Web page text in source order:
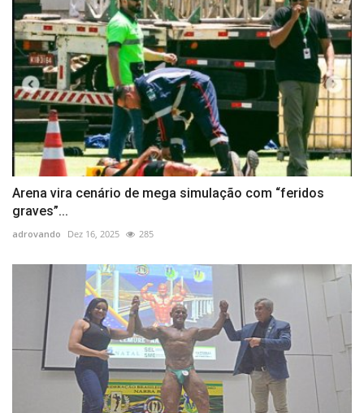
Arena vira cenário de mega simulação com “feridos
graves”...
adrovando Dez 16, 2025 285